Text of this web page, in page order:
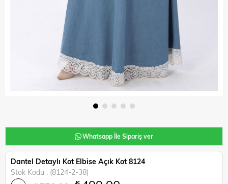
Whatsapp İle Sipariş ver
Dantel Detaylı Kot Elbise Açık Kot 8124
Stok Kodu
(8124-2-38)